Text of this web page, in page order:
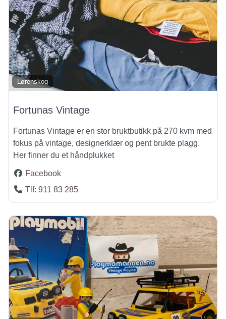
Lørenskog
Fortunas Vintage
Fortunas Vintage er en stor bruktbutikk på 270 kvm med
fokus på vintage, designerklær og pent brukte plagg.
Her finner du et håndplukket
Facebook
Tlf: 911 83 285